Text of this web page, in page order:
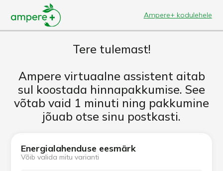
Ampere+ kodulehele
Tere tulemast!
Ampere virtuaalne assistent aitab
sul koostada hinnapakkumise. See
võtab vaid 1 minuti ning pakkumine
jõuab otse sinu postkasti.
Energialahenduse eesmärk
Võib valida mitu varianti